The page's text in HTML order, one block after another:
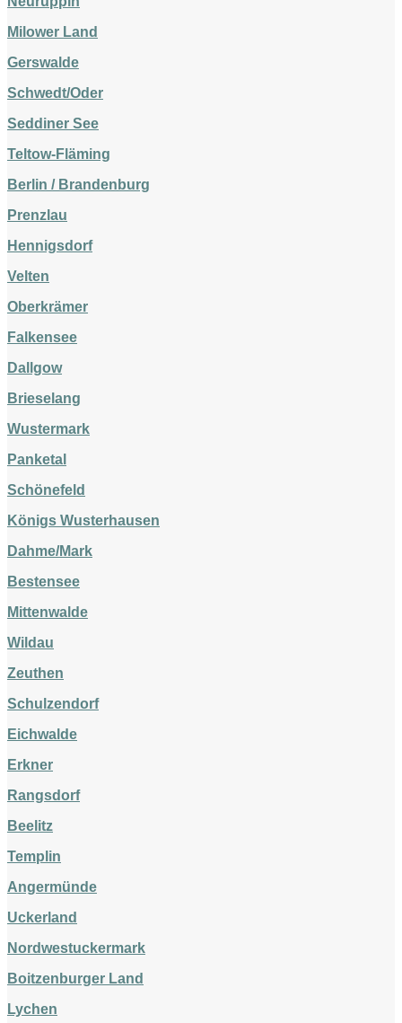
Milower Land
Gerswalde
Schwedt/Oder
Seddiner See
Teltow-Fläming
Berlin / Brandenburg
Prenzlau
Hennigsdorf
Velten
Oberkrämer
Falkensee
Dallgow
Brieselang
Wustermark
Panketal
Schönefeld
Königs Wusterhausen
Dahme/Mark
Bestensee
Mittenwalde
Wildau
Zeuthen
Schulzendorf
Eichwalde
Erkner
Rangsdorf
Beelitz
Templin
Angermünde
Uckerland
Nordwestuckermark
Boitzenburger Land
Lychen